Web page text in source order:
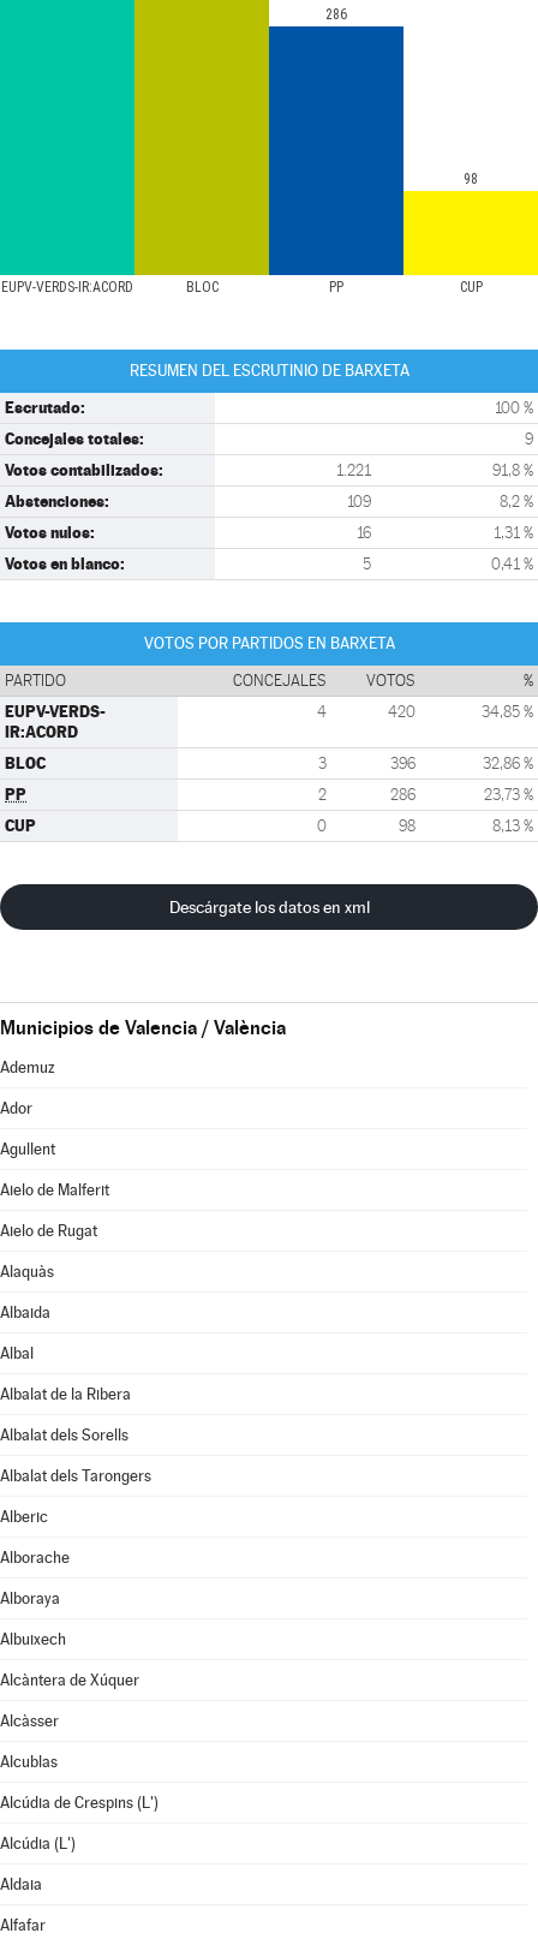
EUPV-VERDS-IR:ACORD BLOC PP CUP
286
98
RESUMEN DEL ESCRUTINIO DE BARXETA
Escrutado: 100 %
Concejales totales: 9
Votos contabilizados: 1.221 91,8 %
Abstenciones: 109 8,2 %
Votos nulos: 16 1,31 %
Votos en blanco: 5 0,41 %
VOTOS POR PARTIDOS EN BARXETA
PARTIDO CONCEJALES VOTOS %
EUPV-VERDS-
IR:ACORD
4 420 34,85 %
BLOC 3 396 32,86 %
PP 2 286 23,73 %
CUP 0 98 8,13 %
Descárgate los datos en xml
Municipios de Valencia / València
Ademuz
Ador
Agullent
Aielo de Malferit
Aielo de Rugat
Alaquàs
Albaida
Albal
Albalat de la Ribera
Albalat dels Sorells
Albalat dels Tarongers
Alberic
Alborache
Alboraya
Albuixech
Alcàntera de Xúquer
Alcàsser
Alcublas
Alcúdia de Crespins (L')
Alcúdia (L')
Aldaia
Alfafar